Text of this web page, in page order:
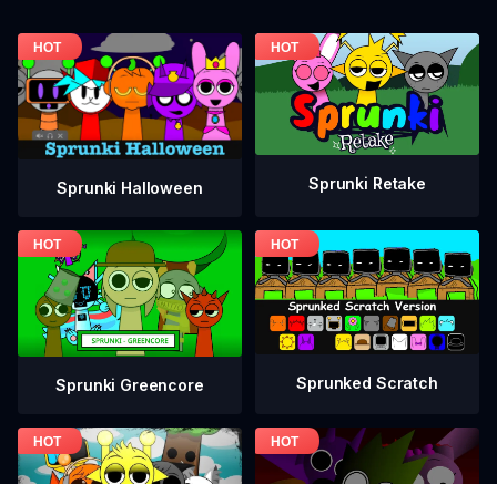
Sprunki Halloween Sprunki Retake
Sprunki Greencore Sprunked Scratch